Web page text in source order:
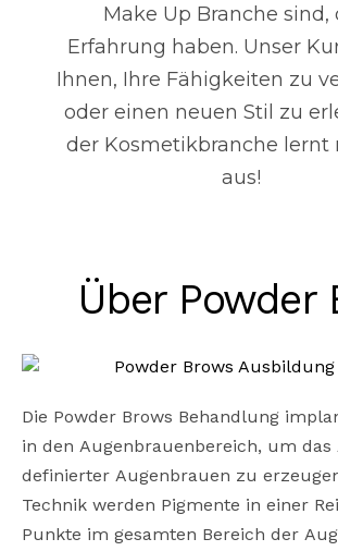
Make Up Branche sind,
Erfahrung haben. Unser
Ihnen, Ihre Fähigkeiten zu
oder einen neuen Stil zu
der Kosmetikbranche lernt
aus!
Über Powder
Die Powder Brows Behandlung
in den Augenbrauenbereich, um das
definierter Augenbrauen zu
Technik werden Pigmente in einer
Punkte im gesamten Bereich der